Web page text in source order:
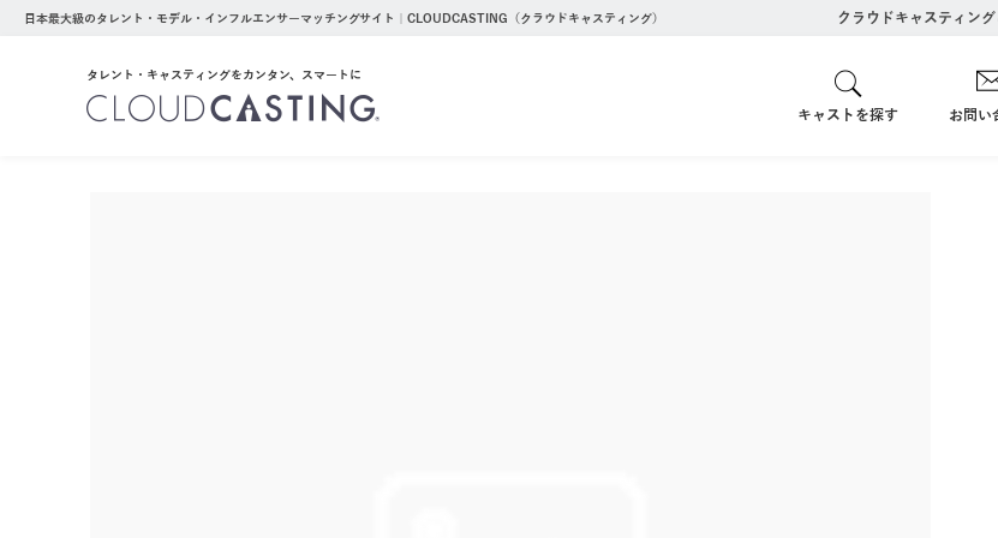
日本最大級のタレント・モデル・インフルエンサーマッチングサイト｜CLOUDCASTING（クラウドキャスティング） クラウドキャスティング
タレント・キャスティングをカンタン、スマートに
キャストを探す お問い